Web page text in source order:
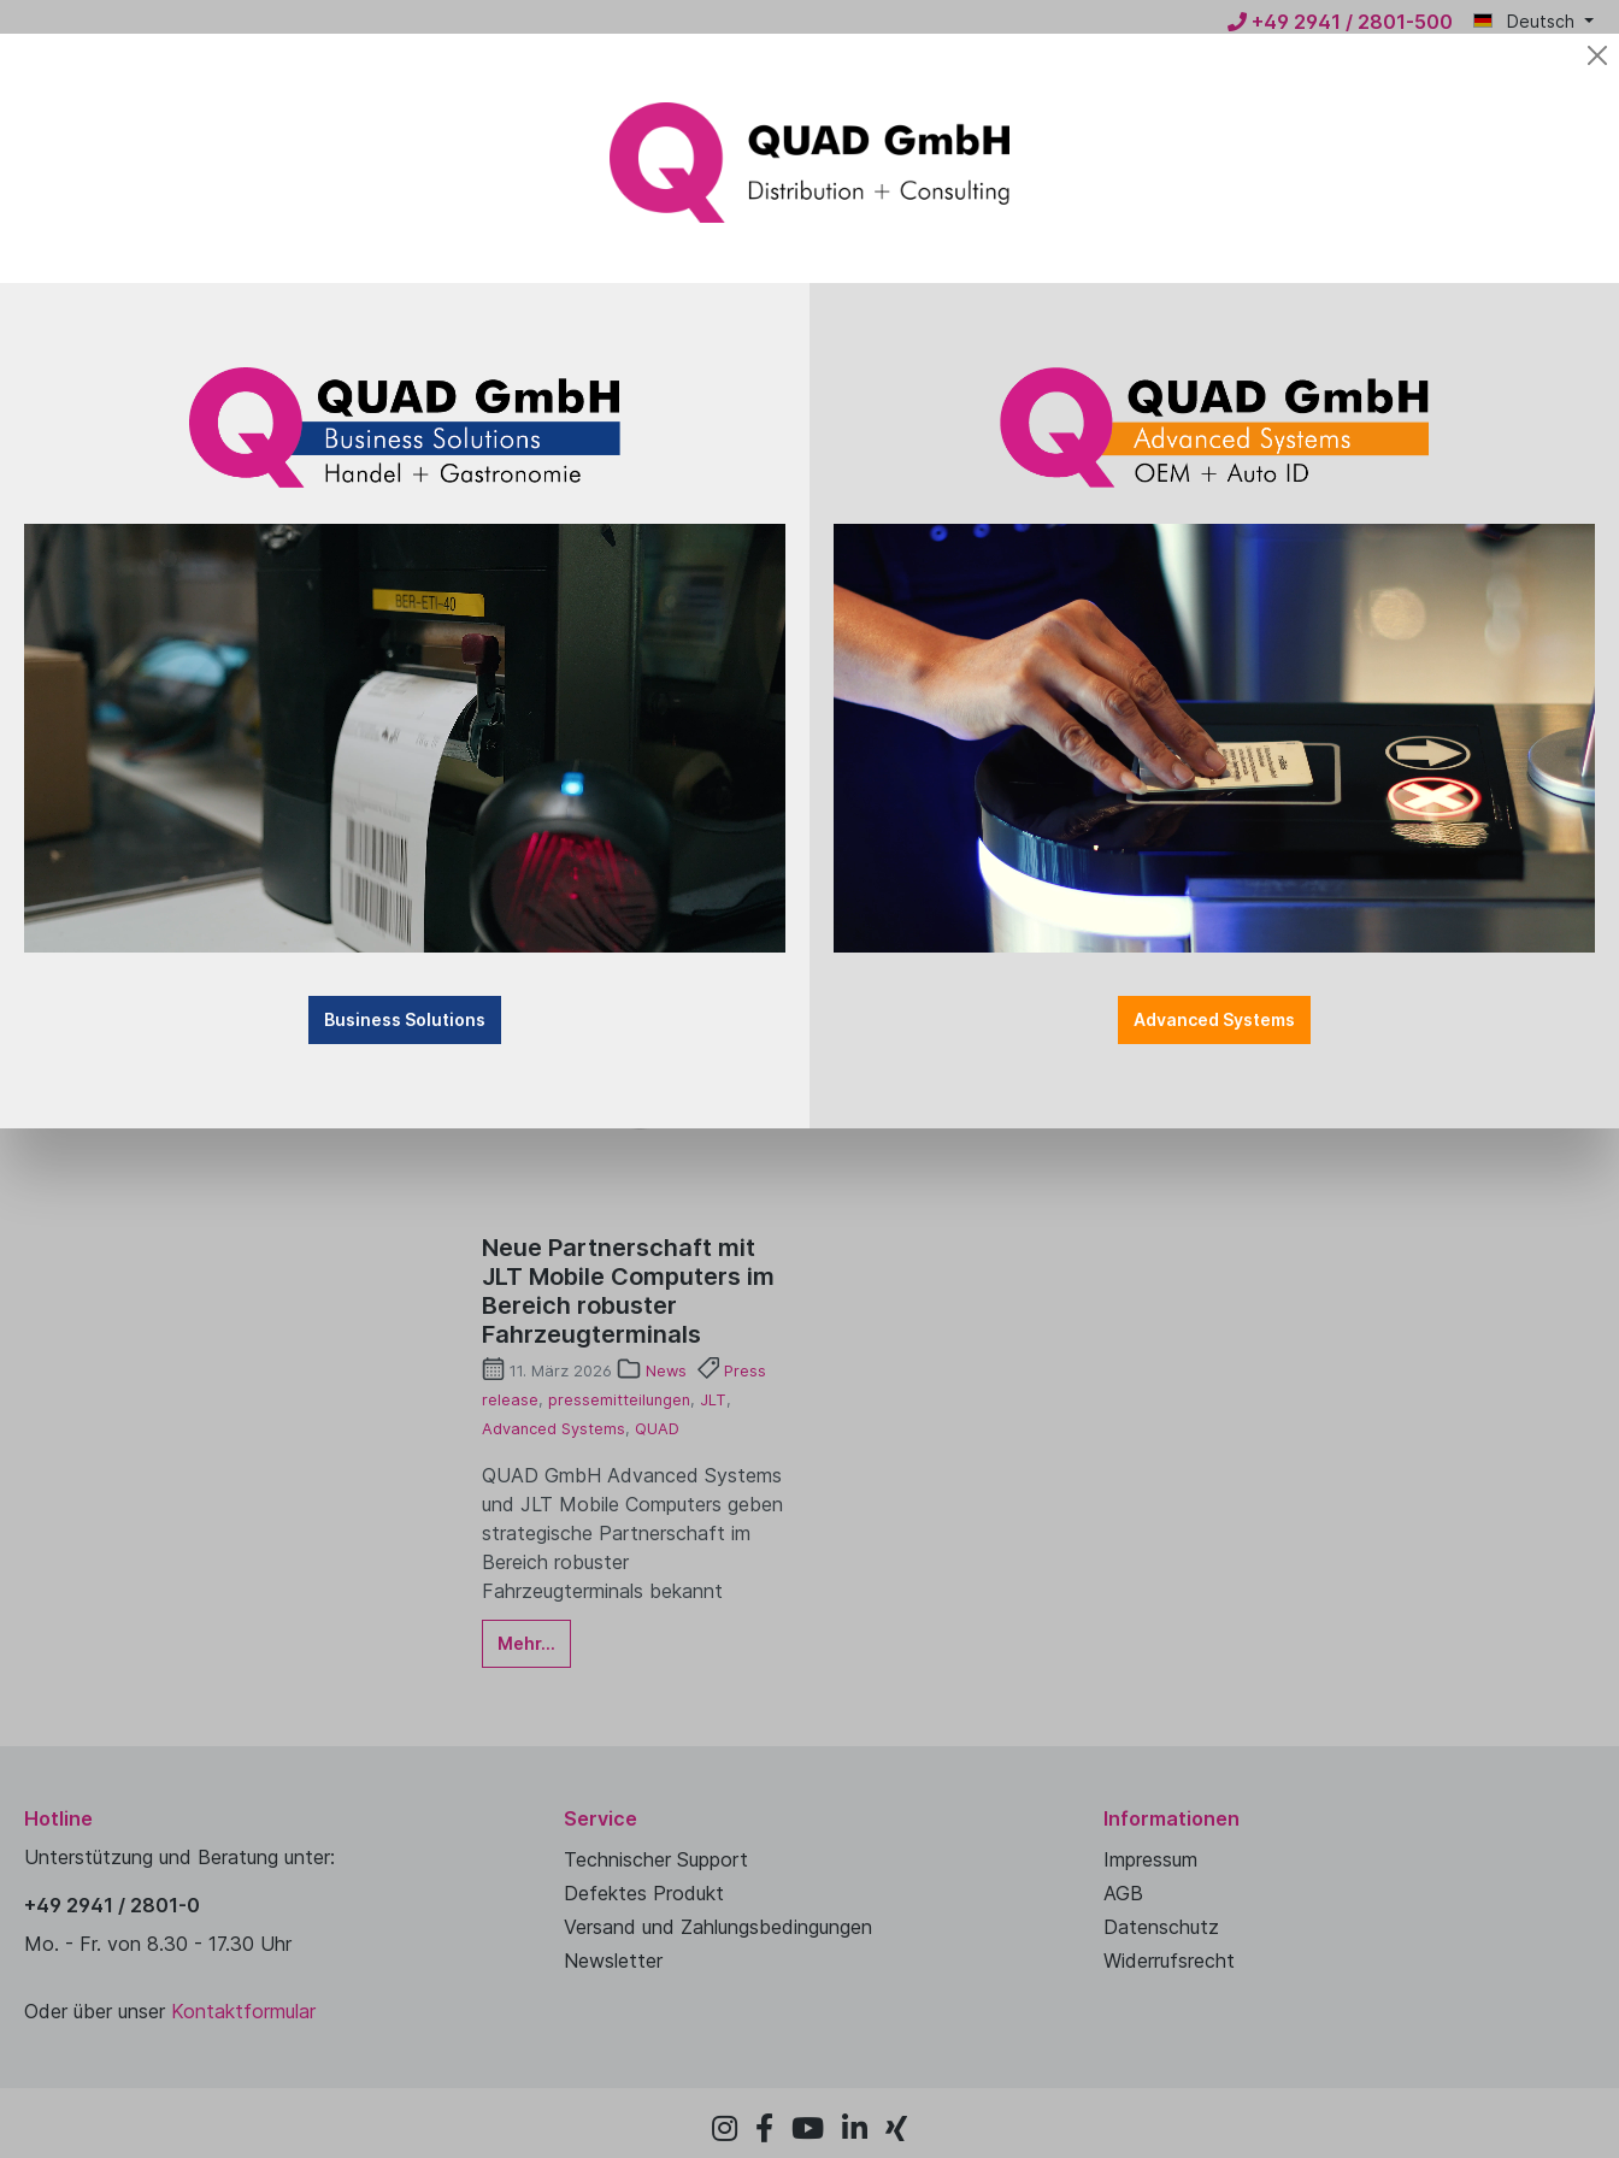
+49 2941 / 2801-500 Deutsch
QUAD Computer Consulting GmbH
Business Solutions
Consulting & Support
Das Unternehmen
News
Aktuelle Meldungen
Branchenthemen
In diesem Bereich erwarten Sie wichtige Informationen zu aktuellen Marktthemen, Herstellernews, neue Produkte,
gesetzliche Anforderungen - also kurz Alles, was aus unserer Sicht für Ihre Branche relevant sein könnte.
Rückfragen klären wir gerne - rufen Sie uns direkt an!
News
Kategorien
Neue Partnerschaft mit
JLT Mobile Computers im
Bereich robuster
Fahrzeugterminals
11. März 2026 News
Press
release, pressemitteilungen, JLT,
Advanced Systems, QUAD
QUAD GmbH Advanced Systems
und JLT Mobile Computers geben
strategische Partnerschaft im
Bereich robuster
Fahrzeugterminals bekannt
Mehr...
Hotline
Unterstützung und Beratung unter:
+49 2941 / 2801-0
Mo. - Fr. von 8.30 - 17.30 Uhr
Oder über unser Kontaktformular
Service
Technischer Support
Defektes Produkt
Versand und Zahlungsbedingungen
Newsletter
Informationen
Impressum
AGB
Datenschutz
Widerrufsrecht
Business Solutions Advanced Systems